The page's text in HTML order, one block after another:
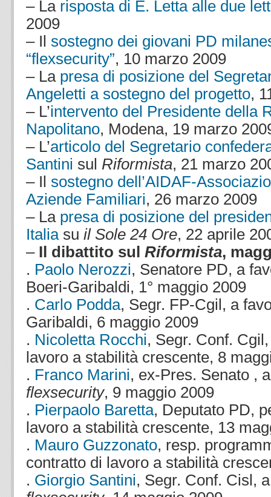
– La risposta di E. Letta alle due
2009
– Il sostegno dei giovani PD
“flexsecurity”, 10 marzo 2009
– La presa di posizione del
Angeletti a sostegno del progetto,
– L’intervento del Presidente della
Napolitano, Modena, 19 marzo
– L’articolo del Segretario
Santini sul Riformista, 21 marzo
– Il sostegno dell’AIDAF-
Aziende Familiari, 26 marzo 2009
– La presa di posizione del
Italiasu il Sole 24 Ore, 22 aprile
– Il dibattito sul Riformista,
. Paolo Nerozzi, Senatore PD, a
Boeri-Garibaldi, 1° maggio 2009
. Carlo Podda, Segr. FP-Cgil, a
Garibaldi, 6 maggio 2009
. Nicoletta Rocchi, Segr. Conf.
lavoro a stabilità crescente, 8
. Franco Marini, ex-Pres. Senato ,
flexsecurity, 9 maggio 2009
. Pierpaolo Baretta, Deputato PD,
lavoro a stabilità crescente, 13
. Mauro Guzzonato, resp.
contratto di lavoro a stabilità
. Giorgio Santini, Segr. Conf. Cisl,